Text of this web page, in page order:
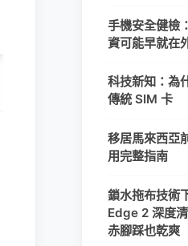
手機安全健檢
資可能早就在
科技新知：為
傳統 SIM 卡
移居馬來西亞
用完整指南
鎖水拖布技術
Edge 2 深度
赤腳踩也乾爽